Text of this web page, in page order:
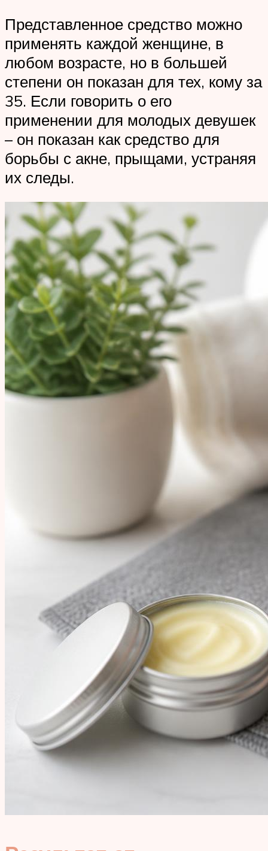
Представленное средство можно
применять каждой женщине, в
любом возрасте, но в большей
степени он показан для тех, кому за
35. Если говорить о его
применении для молодых девушек
– он показан как средство для
борьбы с акне, прыщами, устраняя
их следы.